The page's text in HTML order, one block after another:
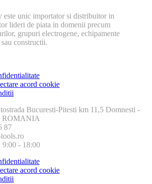
este unic importator si distribuitor in
lideri de piata in domenii precum
grupuri electrogene, echipamente
constructii.
acord cookie
Bucuresti-Pitesti km 11,5 Domnesti -
ROMANIA
87
- 18:00
acord cookie